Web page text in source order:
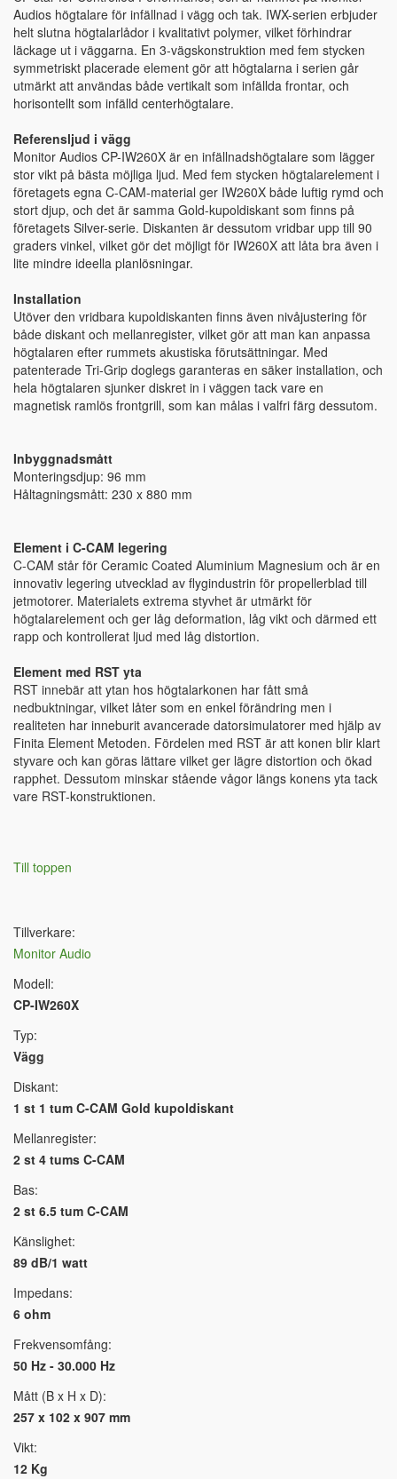
Audios högtalare för infällnad i vägg och tak. IWX-serien erbjuder
helt slutna högtalarlådor i kvalitativt polymer, vilket förhindrar
läckage ut i väggarna. En 3-vägskonstruktion med fem stycken
symmetriskt placerade element gör att högtalarna i serien går
utmärkt att användas både vertikalt som infällda frontar, och
horisontellt som infälld centerhögtalare.
Referensljud i vägg
Monitor Audios CP-IW260X är en infällnadshögtalare som lägger
stor vikt på bästa möjliga ljud. Med fem stycken högtalarelement i
företagets egna C-CAM-material ger IW260X både luftig rymd och
stort djup, och det är samma Gold-kupoldiskant som finns på
företagets Silver-serie. Diskanten är dessutom vridbar upp till 90
graders vinkel, vilket gör det möjligt för IW260X att låta bra även i
lite mindre ideella planlösningar.
Installation
Utöver den vridbara kupoldiskanten finns även nivåjustering för
både diskant och mellanregister, vilket gör att man kan anpassa
högtalaren efter rummets akustiska förutsättningar. Med
patenterade Tri-Grip doglegs garanteras en säker installation, och
hela högtalaren sjunker diskret in i väggen tack vare en
magnetisk ramlös frontgrill, som kan målas i valfri färg dessutom.
Inbyggnadsmått
Monteringsdjup: 96 mm
Håltagningsmått: 230 x 880 mm
Element i C-CAM legering
C-CAM står för Ceramic Coated Aluminium Magnesium och är en
innovativ legering utvecklad av flygindustrin för propellerblad till
jetmotorer. Materialets extrema styvhet är utmärkt för
högtalarelement och ger låg deformation, låg vikt och därmed ett
rapp och kontrollerat ljud med låg distortion.
Element med RST yta
RST innebär att ytan hos högtalarkonen har fått små
nedbuktningar, vilket låter som en enkel förändring men i
realiteten har inneburit avancerade datorsimulatorer med hjälp av
Finita Element Metoden. Fördelen med RST är att konen blir klart
styvare och kan göras lättare vilket ger lägre distortion och ökad
rapphet. Dessutom minskar stående vågor längs konens yta tack
vare RST-konstruktionen.
Till toppen
Tillverkare:
Monitor Audio
Modell:
CP-IW260X
Typ:
Vägg
Diskant:
1 st 1 tum C-CAM Gold kupoldiskant
Mellanregister:
2 st 4 tums C-CAM
Bas:
2 st 6.5 tum C-CAM
Känslighet:
89 dB/1 watt
Impedans:
6 ohm
Frekvensomfång:
50 Hz - 30.000 Hz
Mått (B x H x D):
257 x 102 x 907 mm
Vikt:
12 Kg